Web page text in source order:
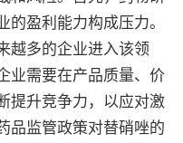
盈利能力构成压力。
越多的企业进入该领
业需要在产品质量、价
提升竞争力，以应对激
品监管政策对替硝唑的